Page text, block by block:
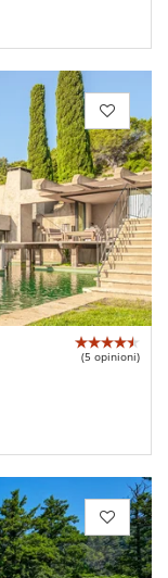
(5 opinioni)